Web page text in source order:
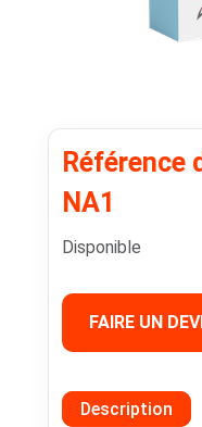
Référence
NA1
Disponible
FAIRE UN
Description